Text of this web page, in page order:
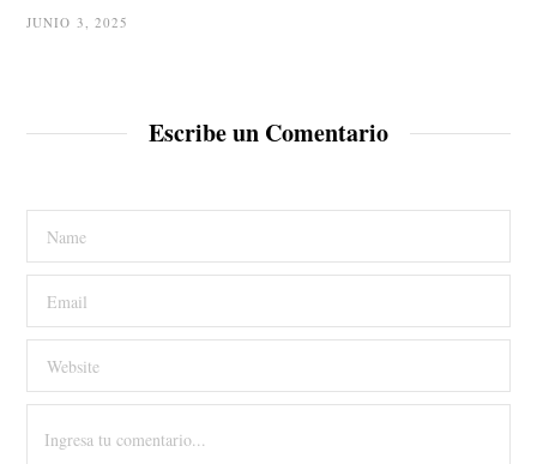
JUNIO 3, 2025
Escribe un Comentario